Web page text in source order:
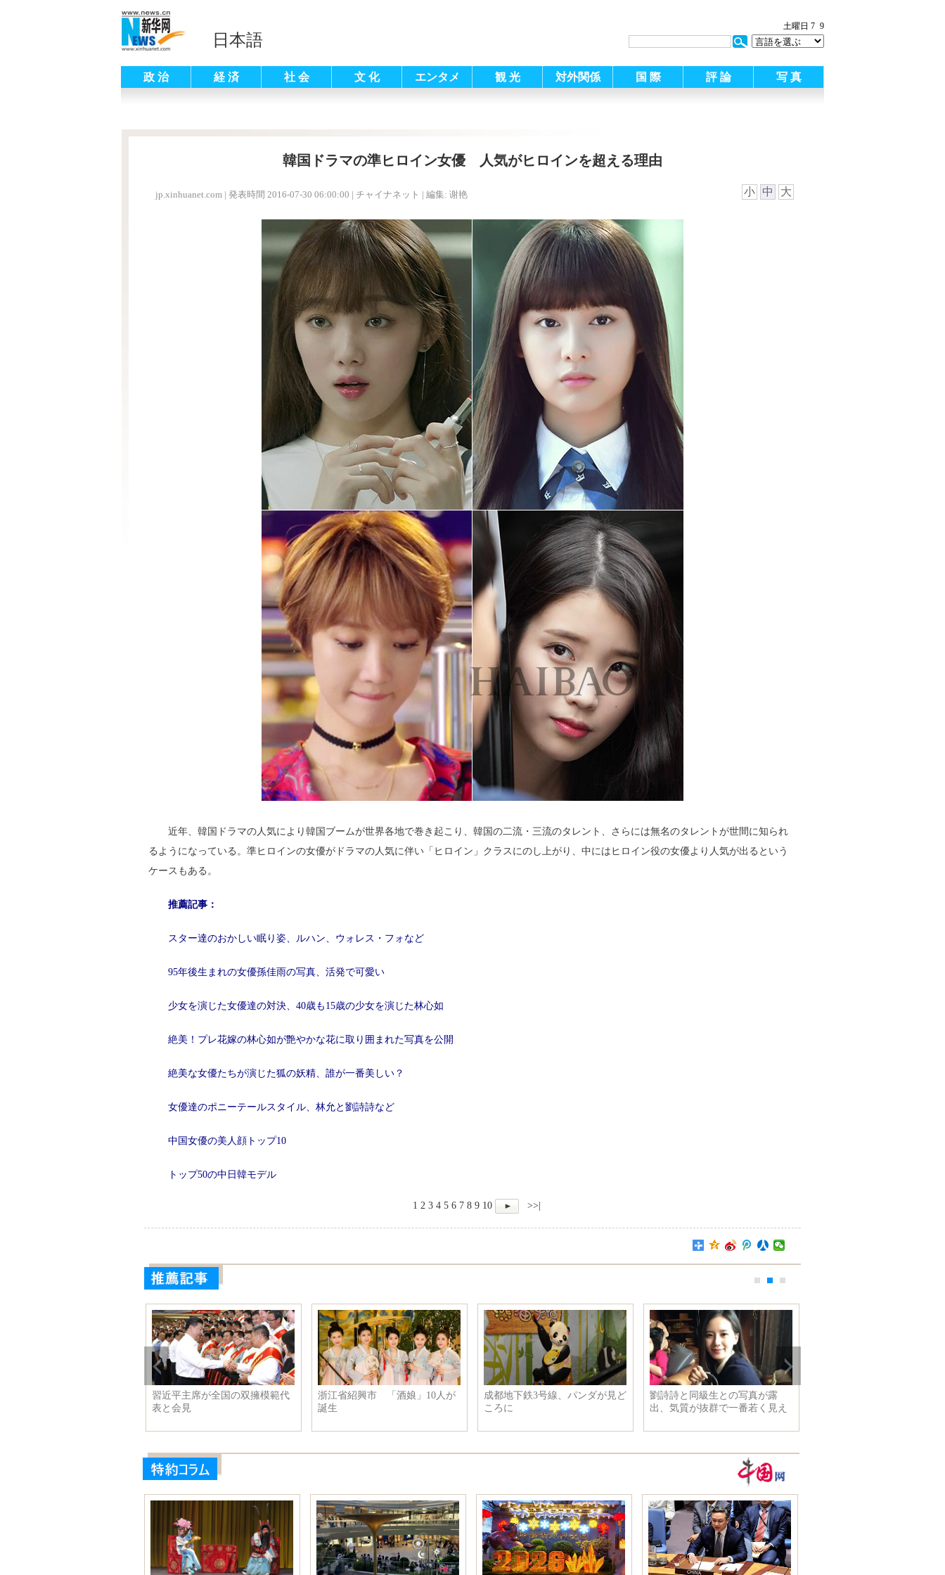
日本語
土曜日 7 9
政 治 経 済 社 会 文 化 エンタメ 観 光 対外関係 国 際 評 論 写 真
韓国ドラマの準ヒロイン女優 人気がヒロインを超える理由
jp.xinhuanet.com | 発表時間 2016-07-30 06:00:00 | チャイナネット | 編集: 谢艳 小 中 大
近年、韓国ドラマの人気により韓国ブームが世界各地で巻き起こり、韓国の二流・三流のタレント、さらには無名のタレントが世間に知られ
るようになっている。準ヒロインの女優がドラマの人気に伴い「ヒロイン」クラスにのし上がり、中にはヒロイン役の女優より人気が出るという
ケースもある。
推薦記事：
スター達のおかしい眠り姿、ルハン、ウォレス・フォなど
95年後生まれの女優孫佳雨の写真、活発で可愛い
少女を演じた女優達の対決、40歳も15歳の少女を演じた林心如
絶美！プレ花嫁の林心如が艶やかな花に取り囲まれた写真を公開
絶美な女優たちが演じた狐の妖精、誰が一番美しい？
女優達のポニーテールスタイル、林允と劉詩詩など
中国女優の美人顔トップ10
トップ50の中日韓モデル
1 2 3 4 5 6 7 8 9 10 >>|
劉詩詩と同級生との写真が露
出、気質が抜群で一番若く見え
「人魚姫」マイディーナの団子
ヘア写真、甘い微笑みですごく
林允のストリートスナップ写
真、セクシーな美脚をひけらか
韓国ドラマの準ヒロイン女優
人気がヒロインを超える理由